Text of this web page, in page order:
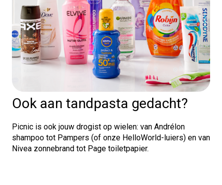
Ook aan tandpasta gedacht?
Picnic is ook jouw drogist op wielen: van Andrélon
shampoo tot Pampers (of onze HelloWorld-luiers) en van
Nivea zonnebrand tot Page toiletpapier.